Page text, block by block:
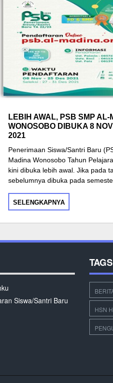
LEBIH AWAL, PSB SMP AL-
WONOSOBO DIBUKA 8
2021
Penerimaan Siswa/Santri Baru
Madina Wonosobo Tahun
kini dibuka lebih awal. Jika pada
sebelumnya dibuka pada
SELENGKAPNYA
Siswa/Santri Baru
TAGS
HSN